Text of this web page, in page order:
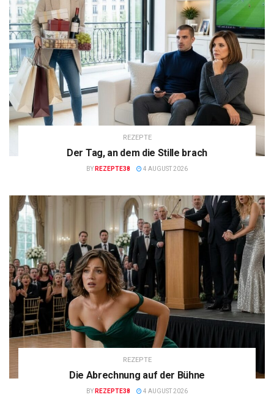
REZEPTE
Der Tag, an dem die Stille brach
BY REZEPTE38 4 AUGUST 2026
REZEPTE
Die Abrechnung auf der Bühne
BY REZEPTE38 4 AUGUST 2026